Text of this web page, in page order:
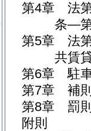
第4章
法
条―
第5章
法
共賃
第6章
駐
第7章
補
第8章
罰
附則